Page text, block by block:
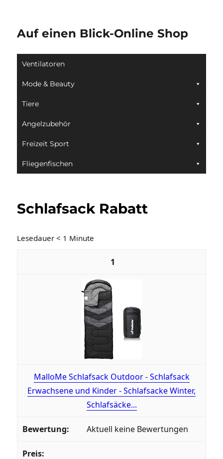
Auf einen Blick-Online Shop
Ventilatoren
Mode & Beauty
Tiere
Angelzubehör
Freizeit Sport
Fliegenfischen
Schlafsack Rabatt
Lesedauer < 1 Minute
1
MalloMe Schlafsack Outdoor - Schlafsack
Erwachsene und Kinder - Schlafsacke Winter,
Schlafsäcke...
Aktuell keine Bewertungen